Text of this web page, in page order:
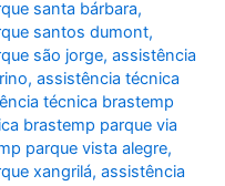
santa bárbara,
santos dumont,
são jorge,assistência
,assistência técnica
técnica brastemp
brastemp parque via
parque vista alegre,
xangrilá,assistência